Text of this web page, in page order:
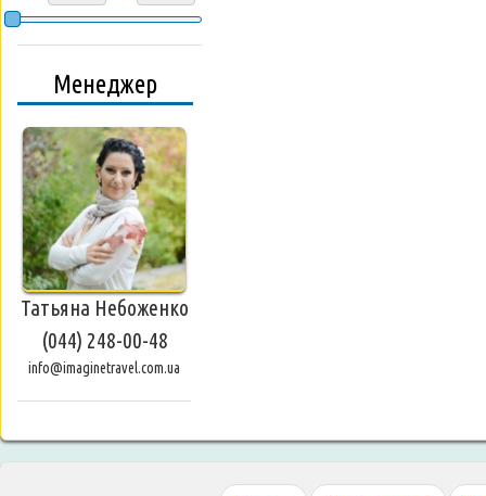
Менеджер
Татьяна Небоженко
(044) 248-00-48
info@imaginetravel.com.ua